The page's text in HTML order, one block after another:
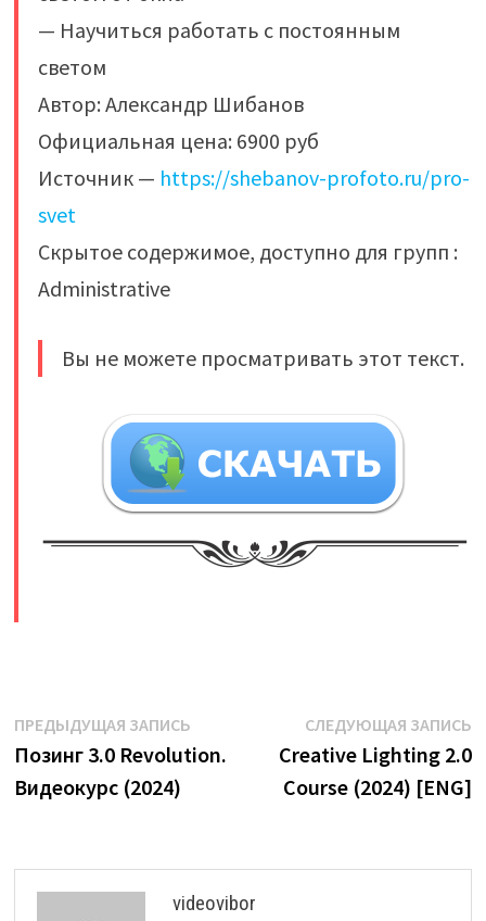
— Научиться работать с постоянным
светом
Автор: Александр Шибанов
Официальная цена: 6900 руб
Источник — https://shebanov-profoto.ru/pro-
svet
Скрытое содержимое, доступно для групп :
Administrative
Вы не можете просматривать этот текст.
Навигация
по
записям
ПРЕДЫДУЩАЯ ЗАПИСЬПредыдущая
запись:
Позинг 3.0 Revolution.
Видеокурс (2024)
СЛЕДУЮЩАЯ ЗАПИСЬ
Creative Lighting 2.0
Course (2024) [ENG]
videovibor